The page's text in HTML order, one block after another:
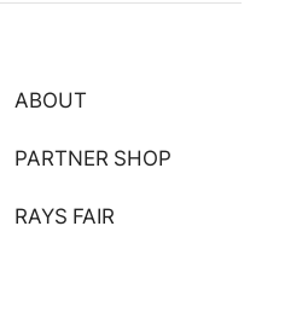
ABOUT
PARTNER SHOP
RAYS FAIR